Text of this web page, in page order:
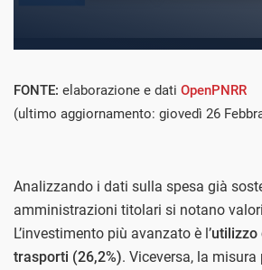
FONTE: elaborazione e dati OpenPNRR
(ultimo aggiornamento: giovedì 26
Analizzando i dati sulla spesa già
amministrazioni titolari si notano
L’investimento più avanzato è l’utilizzo
trasporti (26,2%). Viceversa, la